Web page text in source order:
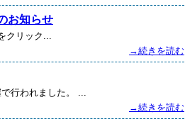
お知らせ
リック...
→続きを読む
行われました。 ...
→続きを読む